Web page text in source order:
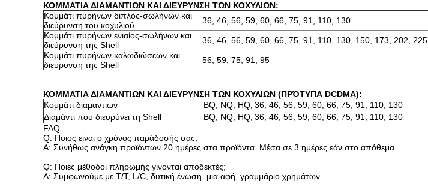
ΚΟΜΜΑΤΙΑ ΔΙΑΜΑΝΤΙΩΝ ΚΑΙ ΔΙΕΥΡΥΝΣΗ ΤΩΝ ΚΟΧΥΛΙΩΝ:
Κομμάτι πυρήνων διπλός-σωλήνων και
διεύρυνση του κοχυλιού
36, 46, 56, 59, 60, 66, 75, 91, 110, 130
Κομμάτι πυρήνων ενιαίος-σωλήνων και
διεύρυνση της Shell
36, 46, 56, 59, 60, 66, 75, 91, 110, 130, 150, 173, 202, 225
Κομμάτι πυρήνων καλωδιώσεων και
διεύρυνση της Shell
56, 59, 75, 91, 95
ΚΟΜΜΑΤΙΑ ΔΙΑΜΑΝΤΙΩΝ ΚΑΙ ΔΙΕΥΡΥΝΣΗ ΤΩΝ ΚΟΧΥΛΙΩΝ (ΠΡΌΤΥΠΑ DCDMA):
Κομμάτι διαμαντιών
BQ, NQ, HQ, 36, 46, 56, 59, 60, 66, 75, 91, 110, 130
Διαμάντι που διευρύνει τη Shell
BQ, NQ, HQ, 36, 46, 56, 59, 60, 66, 75, 91, 110, 130
FAQ
Q: Ποιος είναι ο χρόνος παράδοσής σας;
Α: Συνήθως ανάγκη προϊόντων 20 ημέρες στα προϊόντα. Μέσα σε 3 ημέρες εάν στο απόθεμα.
Q: Ποιες μέθοδοι πληρωμής γίνονται αποδεκτές;
Α: Συμφωνούμε με T/T, L/C, δυτική ένωση, μια αφή, γραμμάριο χρημάτων